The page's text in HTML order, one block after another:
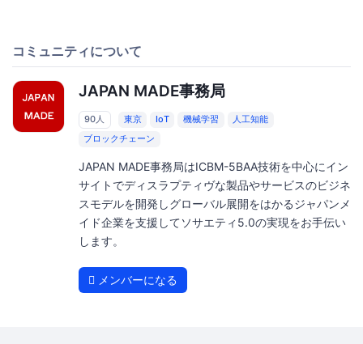
コミュニティについて
JAPAN MADE事務局
90人 東京 IoT 機械学習
人工知能
ブロックチェーン
JAPAN MADE事務局はICBM-5BAA技術を中心にイン
サイトでディスラプティヴな製品やサービスのビジネ
スモデルを開発しグローバル展開をはかるジャパンメ
イド企業を支援してソサエティ5.0の実現をお手伝い
します。
メンバーになる